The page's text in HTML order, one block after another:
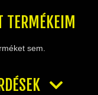
TERMÉKEIM
sem.